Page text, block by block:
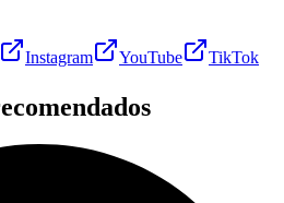
Instagram YouTube TikTok